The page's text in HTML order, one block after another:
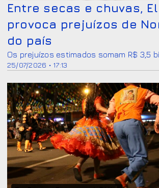
25/07/2026 • 17:13
Entre secas e chuvas,
provoca prejuízos de
do país
Os prejuízos estimados somam R$ 3,5